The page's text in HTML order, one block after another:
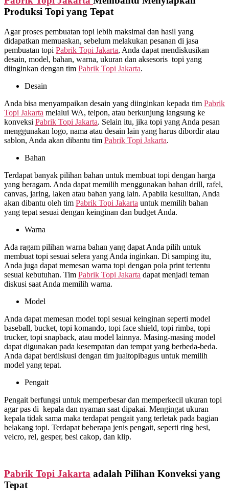
Produksi Topi yang Tepat
Agar proses pembuatan topi lebih maksimal dan hasil yang
didapatkan memuaskan, sebelum melakukan pesanan di jasa
pembuatan topi Pabrik Topi Jakarta, Anda dapat mendiskusikan
desain, model, bahan, warna, ukuran dan aksesoris topi yang
diinginkan dengan tim Pabrik Topi Jakarta.
Desain
Anda bisa menyampaikan desain yang diinginkan kepada tim Pabrik
Topi Jakarta melalui WA, telpon, atau berkunjung langsung ke
konveksi Pabrik Topi Jakarta. Selain itu, jika topi yang Anda pesan
menggunakan logo, nama atau desain lain yang harus dibordir atau
sablon, Anda akan dibantu tim Pabrik Topi Jakarta.
Bahan
Terdapat banyak pilihan bahan untuk membuat topi dengan harga
yang beragam. Anda dapat memilih menggunakan bahan drill, rafel,
canvas, jaring, laken atau bahan yang lain. Apabila kesulitan, Anda
akan dibantu oleh tim Pabrik Topi Jakarta untuk memilih bahan
yang tepat sesuai dengan keinginan dan budget Anda.
Warna
Ada ragam pilihan warna bahan yang dapat Anda pilih untuk
membuat topi sesuai selera yang Anda inginkan. Di samping itu,
Anda juga dapat memesan warna topi dengan pola print tertentu
sesuai kebutuhan. Tim Pabrik Topi Jakarta dapat menjadi teman
diskusi saat Anda memilih warna.
Model
Anda dapat memesan model topi sesuai keinginan seperti model
baseball, bucket, topi komando, topi face shield, topi rimba, topi
trucker, topi snapback, atau model lainnya. Masing-masing model
dapat digunakan pada kesempatan dan tempat yang berbeda-beda.
Anda dapat berdiskusi dengan tim jualtopibagus untuk memilih
model yang tepat.
Pengait
Pengait berfungsi untuk memperbesar dan memperkecil ukuran topi
agar pas di kepala dan nyaman saat dipakai. Mengingat ukuran
kepala tidak sama maka terdapat pengait yang terletak pada bagian
belakang topi. Terdapat beberapa jenis pengait, seperti ring besi,
velcro, rel, gesper, besi cakop, dan klip.
Pabrik Topi Jakarta adalah Pilihan Konveksi yang
Tepat